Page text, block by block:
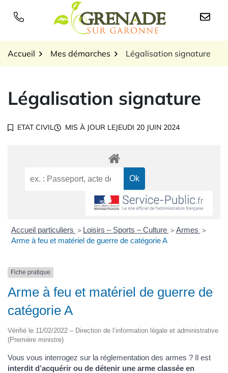
Logo Grenade sur
Accueil Mes démarches Légalisation signature
Légalisation signature
ETAT CIVIL MIS À JOUR LEJEUDI 20 JUIN 2024
Accueil particuliers > Loisirs – Sports – Culture > Armes >
Arme à feu et matériel de guerre de catégorie A
Fiche pratique
Arme à feu et matériel de guerre de
catégorie A
Vérifié le 11/02/2022 – Direction de l’information légale et administrative
(Première ministre)
Vous vous interrogez sur la réglementation des armes ? Il est
interdit d’acquérir ou de détenir une arme classée en